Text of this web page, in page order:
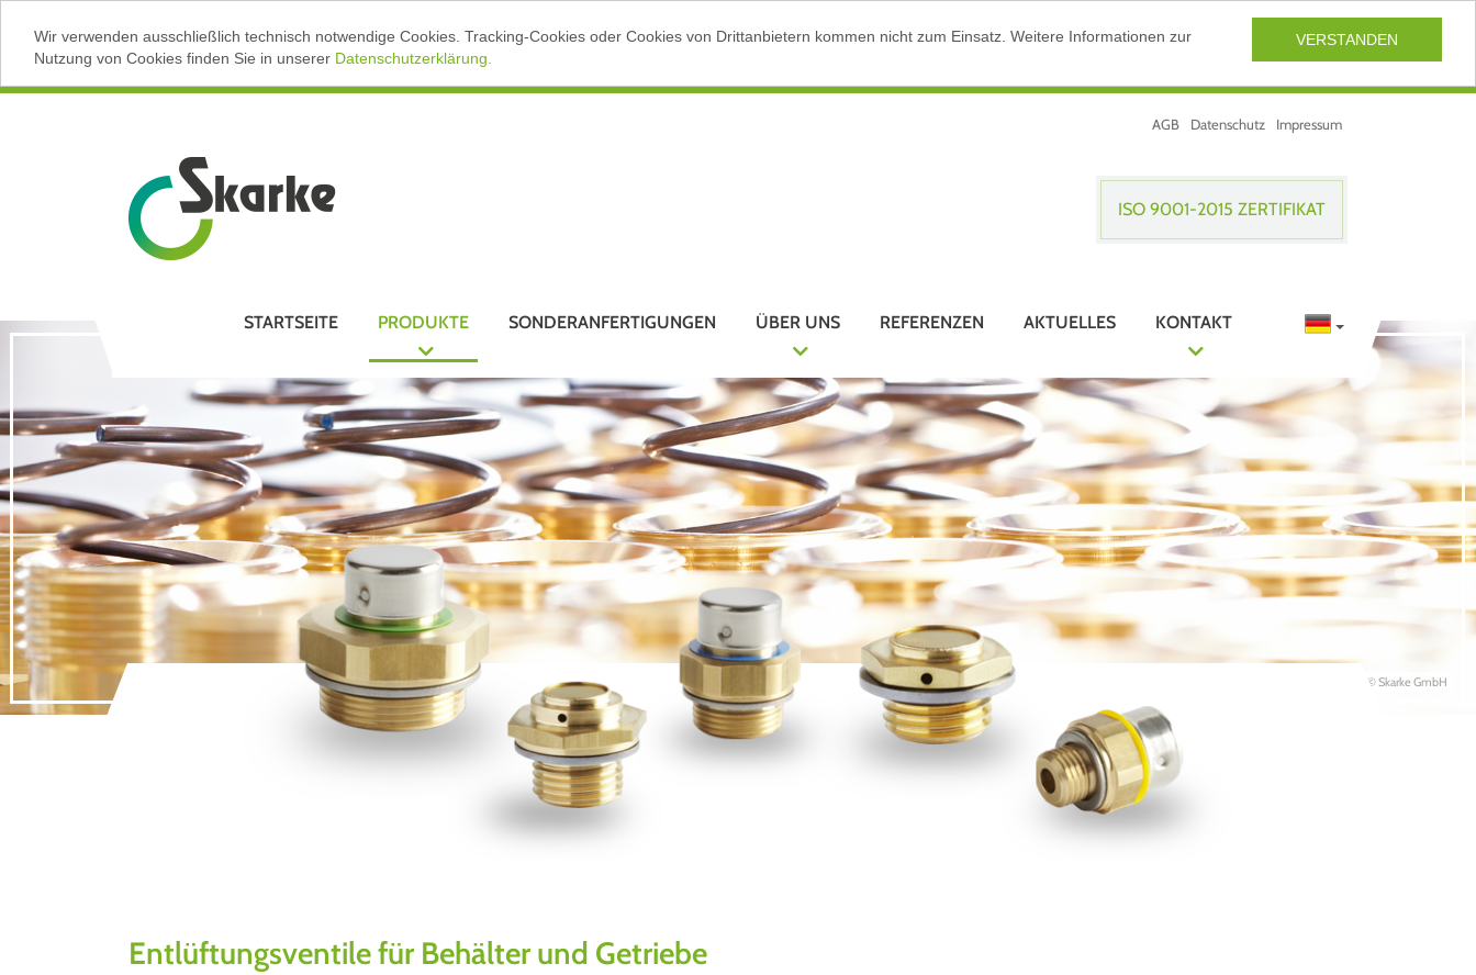
VERSTANDEN
Wir verwenden ausschließlich technisch notwendige Cookies. Tracking-Cookies oder Cookies von Drittanbietern kommen nicht zum Einsatz. Weitere Informationen zur
Nutzung von Cookies finden Sie in unserer Datenschutzerklärung.
AGB Datenschutz Impressum
ISO 9001-2015 ZERTIFIKAT
STARTSEITE PRODUKTE SONDERANFERTIGUNGEN ÜBER UNS REFERENZEN AKTUELLES KONTAKT
© Skarke GmbH
Entlüftungsventile für Behälter und Getriebe